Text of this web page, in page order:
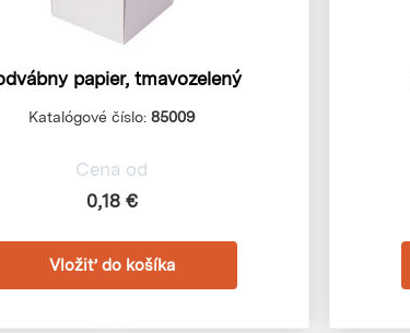
papier, tmavozelený
Katalógové číslo: 85009
Cena od
0,18 €